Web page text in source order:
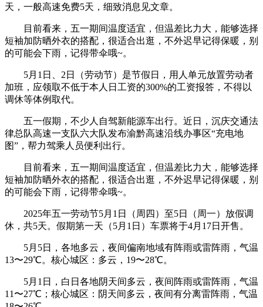
天，一般高速免费5天，细致消息见文章。
目前看来，五一期间温度适宜，但温差比力大，能够选择
短袖加防晒外衣的搭配，很适合出逛，不外迟早记得保暖，别
的可能会下雨，记得带伞哦~。
5月1日、2日（劳动节）是节假日，用人单元放置劳动者
加班，应领取不低于本人日工资的300%的工资报答，不得以
调休等体例取代。
五一假期，不少人自驾新能源车出行。近日，沉庆交通法
律总队高速一支队六大队发布渝黔高速沿线办事区“充电地
图”，帮力驾乘人员便利出行。
目前看来，五一期间温度适宜，但温差比力大，能够选择
短袖加防晒外衣的搭配，很适合出逛，不外迟早记得保暖，别
的可能会下雨，记得带伞哦~。
2025年五一劳动节5月1日（周四）至5日（周一）放假调
休，共5天。假期第一天（5月1日）车票将于4月17日开售。
5月5日，各地多云，夜间偏南地域有阵雨或雷阵雨，气温
13〜29℃。核心城区：多云，19〜28℃。
5月1日，白日各地阴天间多云，夜间阵雨或雷阵雨，气温
11〜27℃；核心城区：阴天间多云，夜间有分离雷阵雨，气温